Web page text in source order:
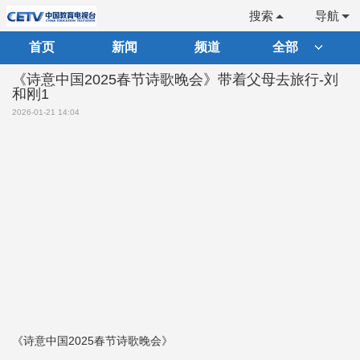
导航
搜索
首页 新闻 频道 全部
《诗意中国2025春节诗歌晚会》带着父母去旅行-刘
和刚1
2026-01-21 14:04
《诗意中国2025春节诗歌晚会》